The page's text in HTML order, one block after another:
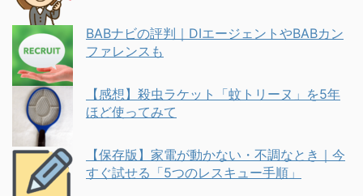
BABナビの評判｜DIエージェントやBABカン
ファレンスも
【感想】殺虫ラケット「蚊トリーヌ」を5年
ほど使ってみて
【保存版】家電が動かない・不調なとき｜今
すぐ試せる「5つのレスキュー手順」